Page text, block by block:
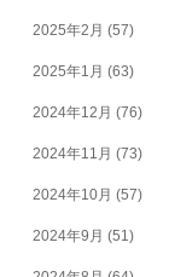
2025年2月 (57)
2025年1月 (63)
2024年12月 (76)
2024年11月 (73)
2024年10月 (57)
2024年9月 (51)